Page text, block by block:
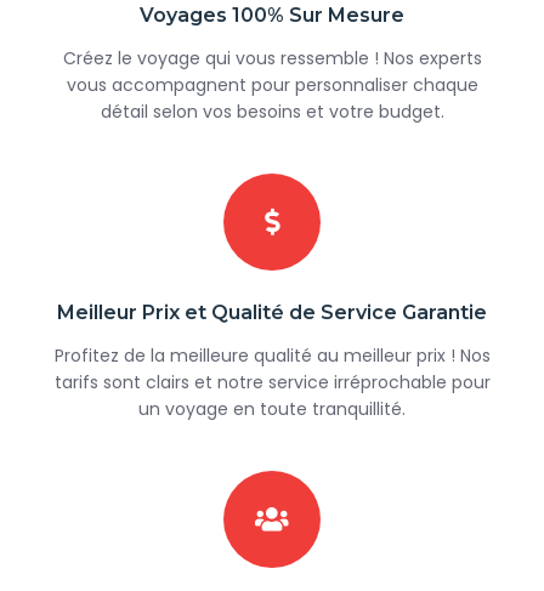
Voyages 100% Sur Mesure
Créez le voyage qui vous ressemble ! Nos experts
vous accompagnent pour personnaliser chaque
détail selon vos besoins et votre budget.
Meilleur Prix et Qualité de Service Garantie
Profitez de la meilleure qualité au meilleur prix ! Nos
tarifs sont clairs et notre service irréprochable pour
un voyage en toute tranquillité.